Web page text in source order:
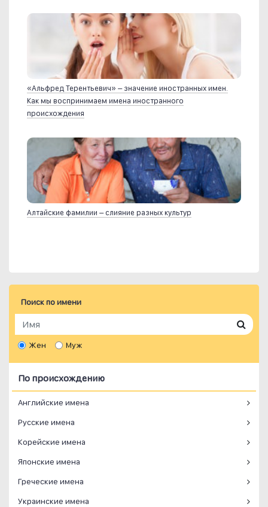
«Альфред Терентьевич» – значение иностранных имен.
Как мы воспринимаем имена иностранного
происхождения
Алтайские фамилии – слияние разных культур
Поиск по имени
Жен Муж
По происхождению
Английские имена
Русские имена
Корейские имена
Японские имена
Греческие имена
Украинские имена